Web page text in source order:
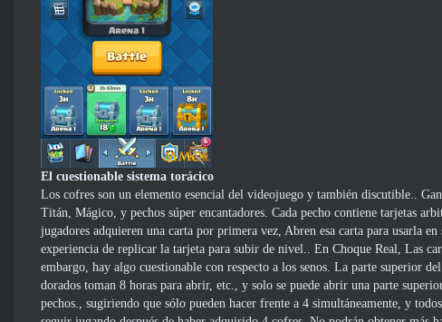
El cuestionable sistema torácico
Los cofres son un elemento esencial del videojuego y también discutible..
Titán, Mágico, y pechos súper encantadores. Cada pecho contiene tarjetas
jugadores adquieren una carta por primera vez, Abren esa carta para usarla
experiencia de replicar la tarjeta para subir de nivel.. En Choque Real, Las
embargo, hay algo cuestionable con respecto a los senos. La parte superior
dorados toman 8 horas para abrir, etc., y solo se puede abrir una parte
pechos., sugiriendo que sólo pueden hacer frente a 4 simultáneamente, y